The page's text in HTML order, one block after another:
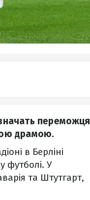
переможця
драмою.
в Берліні
футболі. У
та Штутгарт,